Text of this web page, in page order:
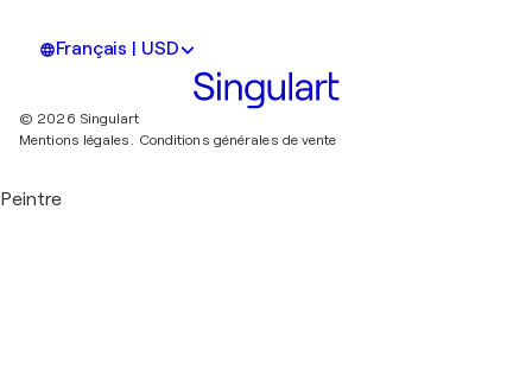
Français | USD
© 2026 Singulart
Mentions légales. Conditions générales de vente
Peintre